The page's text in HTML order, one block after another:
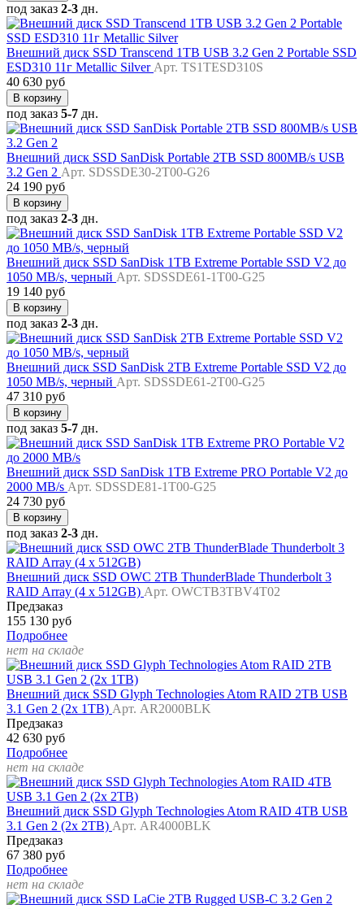
под заказ 2-3 дн.
Внешний диск SSD Transcend 1TB USB 3.2 Gen 2 Portable SSD
ESD310 11г Metallic Silver Арт. TS1TESD310S
40 630 руб
В корзину
под заказ 5-7 дн.
Внешний диск SSD SanDisk Portable 2TB SSD 800MB/s USB
3.2 Gen 2 Арт. SDSSDE30-2T00-G26
24 190 руб
В корзину
под заказ 2-3 дн.
Внешний диск SSD SanDisk 1TB Extreme Portable SSD V2 до
1050 MB/s, черный Арт. SDSSDE61-1T00-G25
19 140 руб
В корзину
под заказ 2-3 дн.
Внешний диск SSD SanDisk 2TB Extreme Portable SSD V2 до
1050 MB/s, черный Арт. SDSSDE61-2T00-G25
47 310 руб
В корзину
под заказ 5-7 дн.
Внешний диск SSD SanDisk 1TB Extreme PRO Portable V2 до
2000 MB/s Арт. SDSSDE81-1T00-G25
24 730 руб
В корзину
под заказ 2-3 дн.
Внешний диск SSD OWC 2TB ThunderBlade Thunderbolt 3
RAID Array (4 x 512GB) Арт. OWCTB3TBV4T02
Предзаказ
155 130 руб
Подробнее
нет на складе
Внешний диск SSD Glyph Technologies Atom RAID 2TB USB
3.1 Gen 2 (2x 1TB) Арт. AR2000BLK
Предзаказ
42 630 руб
Подробнее
нет на складе
Внешний диск SSD Glyph Technologies Atom RAID 4TB USB
3.1 Gen 2 (2x 2TB) Арт. AR4000BLK
Предзаказ
67 380 руб
Подробнее
нет на складе